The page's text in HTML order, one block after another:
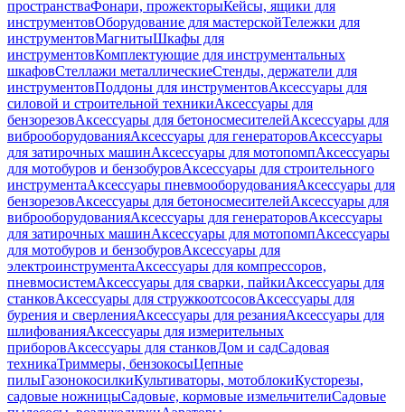
пространстваФонари, прожекторыКейсы, ящики для
инструментовОборудование для мастерскойТележки для
инструментовМагнитыШкафы для
инструментовКомплектующие для инструментальных
шкафовСтеллажи металлическиеСтенды, держатели для
инструментовПоддоны для инструментовАксессуары для
силовой и строительной техникиАксессуары для
бензорезовАксессуары для бетоносмесителейАксессуары для
виброоборудованияАксессуары для генераторовАксессуары
для затирочных машинАксессуары для мотопомпАксессуары
для мотобуров и бензобуровАксессуары для строительного
инструментаАксессуары пневмооборудованияАксессуары для
бензорезовАксессуары для бетоносмесителейАксессуары для
виброоборудованияАксессуары для генераторовАксессуары
для затирочных машинАксессуары для мотопомпАксессуары
для мотобуров и бензобуровАксессуары для
электроинструментаАксессуары для компрессоров,
пневмосистемАксессуары для сварки, пайкиАксессуары для
станковАксессуары для стружкоотсосовАксессуары для
бурения и сверленияАксессуары для резанияАксессуары для
шлифованияАксессуары для измерительных
приборовАксессуары для станковДом и садСадовая
техникаТриммеры, бензокосыЦепные
пилыГазонокосилкиКультиваторы, мотоблокиКусторезы,
садовые ножницыСадовые, кормовые измельчителиСадовые